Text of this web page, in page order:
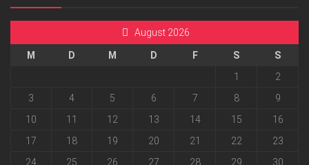
August 2026
M D M D F S
S
1
2
3
4 5 6 7 8
9
10
11 12 13 14 15
16
17
18 19 20 21 22
23
24
25 26 27 28 29
30